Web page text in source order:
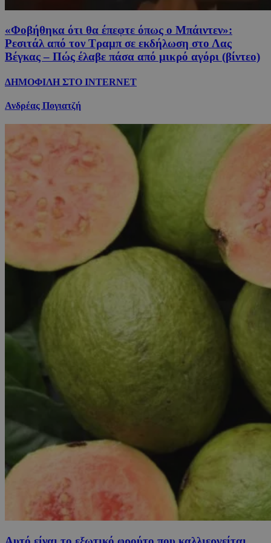
«Φοβήθηκα ότι θα έπεφτε όπως ο Μπάιντεν»:
Ρεσιτάλ από τον Τραμπ σε εκδήλωση στο Λας
Βέγκας – Πώς έλαβε πάσα από μικρό αγόρι (βίντεο)
ΔΗΜΟΦΙΛΗ ΣΤΟ INTERNET
Ανδρέας Πογιατζή